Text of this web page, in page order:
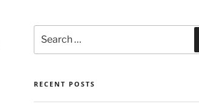
for:
RECENT POSTS